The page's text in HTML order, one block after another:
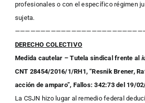
profesionales o con el específico régimen
sujeta.
DERECHO COLECTIVO
Medida cautelar – Tutela sindical frente al
CNT 28454/2016/1/RH1, “Resnik Brener,
acción de amparo”, Fallos: 342:73 del 19/
La CSJN hizo lugar al remedio federal